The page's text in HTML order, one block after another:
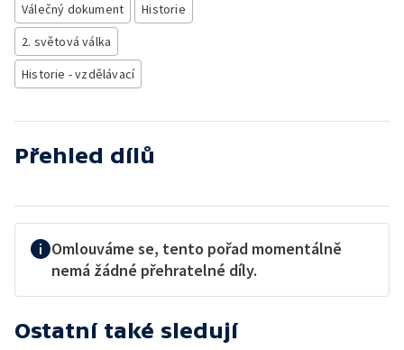
Válečný dokument
Historie
2. světová válka
Historie - vzdělávací
Přehled dílů
Omlouváme se, tento pořad momentálně
nemá žádné přehratelné díly.
Ostatní také sledují